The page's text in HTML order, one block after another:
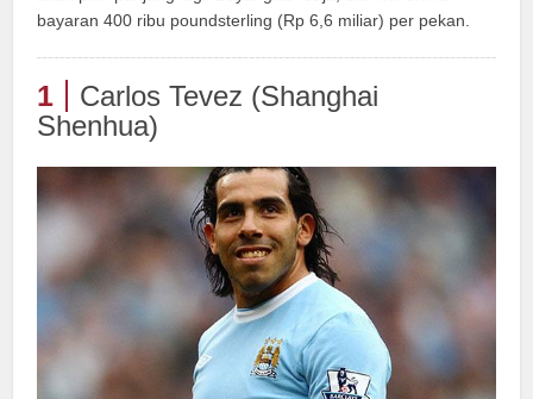
bayaran 400 ribu poundsterling (Rp 6,6 miliar) per pekan.
1
Carlos Tevez (Shanghai
Shenhua)